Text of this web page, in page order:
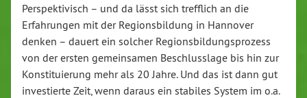
Perspektivisch – und da lässt sich trefflich an die
Erfahrungen mit der Regionsbildung in Hannover
denken – dauert ein solcher Regionsbildungsprozess
von der ersten gemeinsamen Beschlusslage bis hin zur
Konstituierung mehr als 20 Jahre. Und das ist dann gut
investierte Zeit, wenn daraus ein stabiles System im o.a.